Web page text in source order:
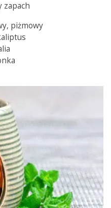
zapach
piżmowy